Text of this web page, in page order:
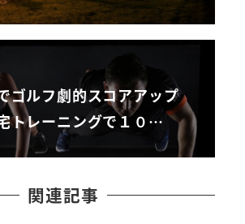
ゴルフ劇的スコアアップ
トレーニングで１０…
関連記事